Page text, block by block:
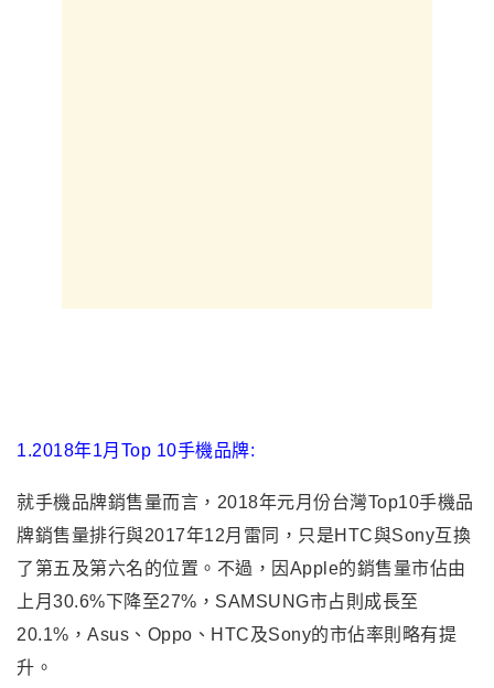
1.2018年1月Top 10手機品牌:
就手機品牌銷售量而言，2018年元月份台灣Top10手機品
牌銷售量排行與2017年12月雷同，只是HTC與Sony互換
了第五及第六名的位置。不過，因Apple的銷售量市佔由
上月30.6%下降至27%，SAMSUNG市占則成長至
20.1%，Asus、Oppo、HTC及Sony的市佔率則略有提
升 。